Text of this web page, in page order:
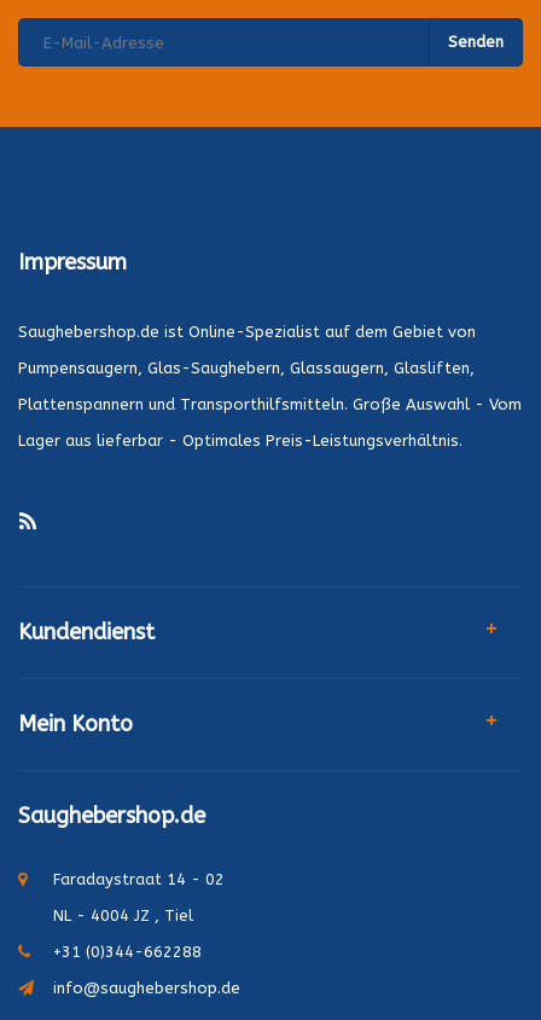
Senden
Impressum
Saughebershop.de ist Online-Spezialist auf dem Gebiet von
Pumpensaugern, Glas-Saughebern, Glassaugern, Glasliften,
Plattenspannern und Transporthilfsmitteln. Große Auswahl - Vom
Lager aus lieferbar - Optimales Preis-Leistungsverhältnis.
Kundendienst
Mein Konto
Saughebershop.de
Faradaystraat 14 - 02
NL - 4004 JZ , Tiel
+31 (0)344-662288
info@saughebershop.de